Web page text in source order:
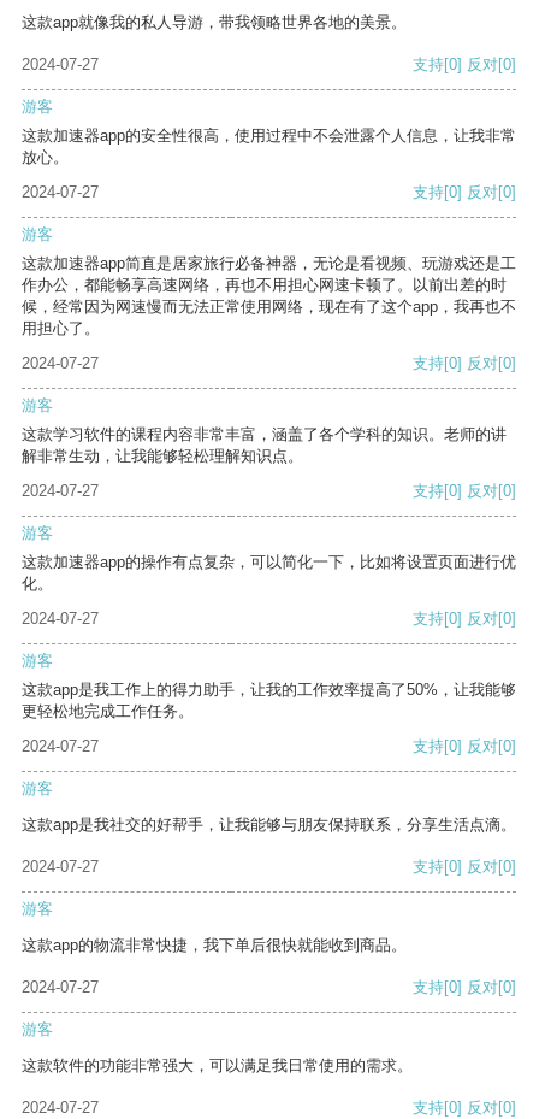
这款app就像我的私人导游，带我领略世界各地的美景。
2024-07-27 支持[0] 反对[0]
游客
这款加速器app的安全性很高，使用过程中不会泄露个人信息，让我非常
放心。
2024-07-27
支持[0] 反对[0]
游客
这款加速器app简直是居家旅行必备神器，无论是看视频、玩游戏还是工
作办公，都能畅享高速网络，再也不用担心网速卡顿了。以前出差的时
候，经常因为网速慢而无法正常使用网络，现在有了这个app，我再也不
用担心了。
2024-07-27
支持[0] 反对[0]
游客
这款学习软件的课程内容非常丰富，涵盖了各个学科的知识。老师的讲
解非常生动，让我能够轻松理解知识点。
2024-07-27
支持[0] 反对[0]
游客
这款加速器app的操作有点复杂，可以简化一下，比如将设置页面进行优
化。
2024-07-27
支持[0] 反对[0]
游客
这款app是我工作上的得力助手，让我的工作效率提高了50%，让我能够
更轻松地完成工作任务。
2024-07-27
支持[0] 反对[0]
游客
这款app是我社交的好帮手，让我能够与朋友保持联系，分享生活点滴。
2024-07-27 支持[0] 反对[0]
游客
这款app的物流非常快捷，我下单后很快就能收到商品。
2024-07-27 支持[0] 反对[0]
游客
这款软件的功能非常强大，可以满足我日常使用的需求。
2024-07-27 支持[0] 反对[0]